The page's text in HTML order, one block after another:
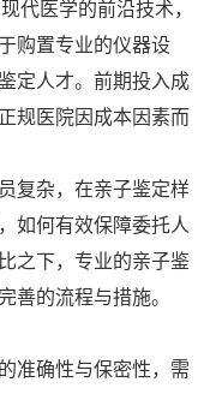
代医学的前沿技术，
购置专业的仪器设
定人才。前期投入成
规医院因成本因素而
复杂，在亲子鉴定样
如何有效保障委托人
之下，专业的亲子鉴
善的流程与措施。
准确性与保密性，需